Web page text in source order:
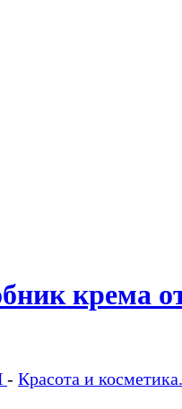
крема
- Красота и косметика.